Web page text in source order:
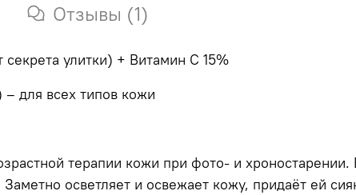
Отзывы (1)
улитки) + Витамин C 15%
для всех типов кожи
терапии кожи при фото- и
осветляет и освежает кожу, придаёт ей